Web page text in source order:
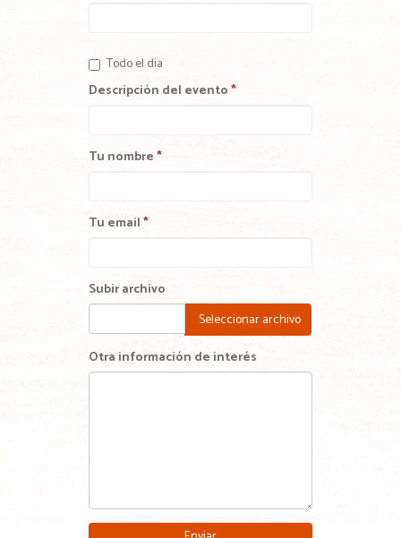
Todo el día
Descripción del evento*
Tu nombre*
Tu email*
Subir archivo
Seleccionar archivo
Otra información de interés